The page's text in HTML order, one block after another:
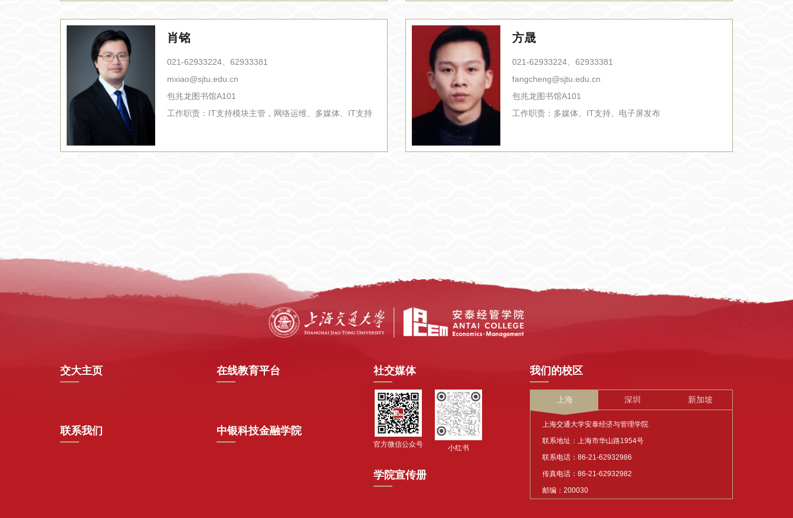
肖铭
021-62933224、62933381
mxiao@sjtu.edu.cn
包兆龙图书馆A101
工作职责： IT支持模块主管，网络运维、多媒体、IT支持
方晟
021-62933224、62933381
fangcheng@sjtu.edu.cn
包兆龙图书馆A101
工作职责： 多媒体、IT支持、电子屏发布
交大主页
联系我们
在线教育平台
中银科技金融学院
社交媒体
官方微信公众号 小红书
学院宣传册
我们的校区
上海 深圳 新加坡
上海交通大学安泰经济与管理学院
联系地址：上海市华山路1954号
联系电话：86-21-62932986
传真电话：86-21-62932982
邮编：200030